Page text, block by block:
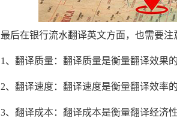
最后在银行流水翻译英文方面，也需要注
1、翻译质量：翻译质量是衡量翻译效果
2、翻译速度：翻译速度是衡量翻译效率
3、翻译成本：翻译成本是衡量翻译经济